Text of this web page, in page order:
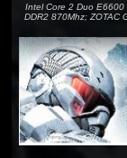
Intel Core 2 Duo
DDR2 870Mhz; ZOTAC